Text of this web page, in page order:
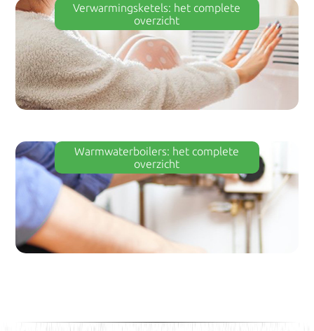
Verwarmingsketels: het complete
overzicht
Warmwaterboilers: het complete
overzicht